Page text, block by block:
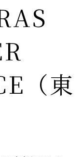
（東